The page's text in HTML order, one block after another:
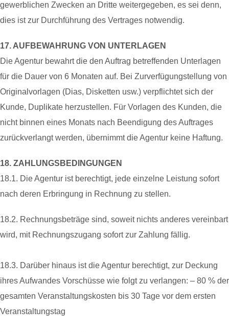
gewerblichen Zwecken an Dritte weitergegeben, es sei denn,
dies ist zur Durchführung des Vertrages notwendig.
17. AUFBEWAHRUNG VON UNTERLAGEN
Die Agentur bewahrt die den Auftrag betreffenden Unterlagen
für die Dauer von 6 Monaten auf. Bei Zurverfügungstellung von
Originalvorlagen (Dias, Disketten usw.) verpflichtet sich der
Kunde, Duplikate herzustellen. Für Vorlagen des Kunden, die
nicht binnen eines Monats nach Beendigung des Auftrages
zurückverlangt werden, übernimmt die Agentur keine Haftung.
18. ZAHLUNGSBEDINGUNGEN
18.1. Die Agentur ist berechtigt, jede einzelne Leistung sofort
nach deren Erbringung in Rechnung zu stellen.
18.2. Rechnungsbeträge sind, soweit nichts anderes vereinbart
wird, mit Rechnungszugang sofort zur Zahlung fällig.
18.3. Darüber hinaus ist die Agentur berechtigt, zur Deckung
ihres Aufwandes Vorschüsse wie folgt zu verlangen: – 80 % der
gesamten Veranstaltungskosten bis 30 Tage vor dem ersten
Veranstaltungstag